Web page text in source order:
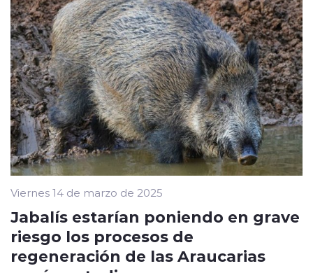
Viernes 14 de marzo de 2025
Jabalís estarían poniendo en grave
riesgo los procesos de
regeneración de las Araucarias